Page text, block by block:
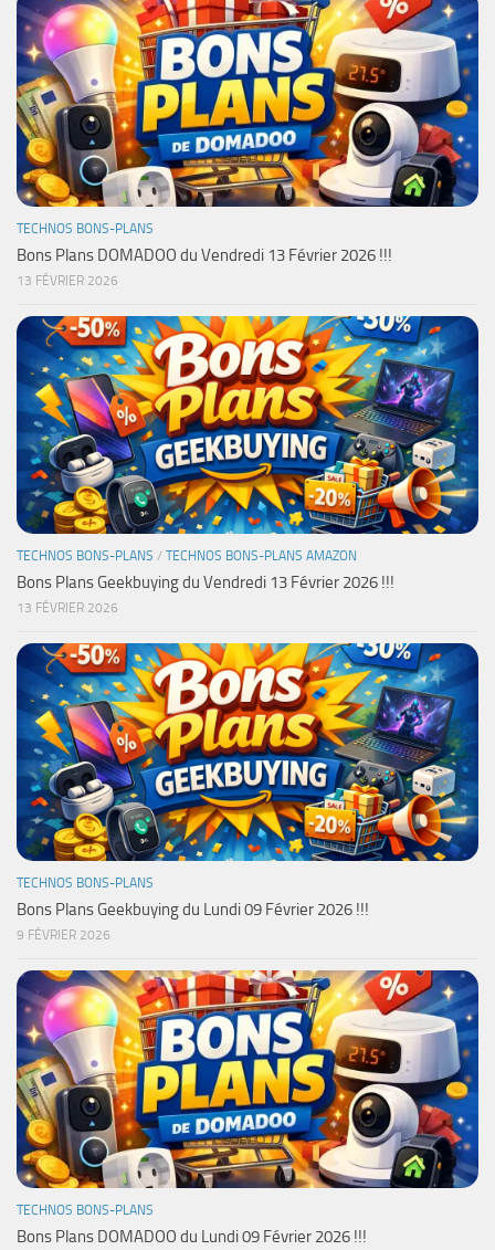
TECHNOS BONS-PLANS
Bons Plans DOMADOO du Vendredi 13 Février 2026 !!!
13 FÉVRIER 2026
TECHNOS BONS-PLANS / TECHNOS BONS-PLANS AMAZON
Bons Plans Geekbuying du Vendredi 13 Février 2026 !!!
13 FÉVRIER 2026
TECHNOS BONS-PLANS
Bons Plans Geekbuying du Lundi 09 Février 2026 !!!
9 FÉVRIER 2026
TECHNOS BONS-PLANS
Bons Plans DOMADOO du Lundi 09 Février 2026 !!!